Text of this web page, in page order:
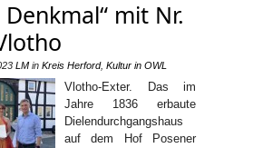
Denkmal“ mit Nr.
LM in Kreis Herford, Kultur in OWL
Vlotho-Exter. Das im
Jahre 1836 erbaute
Dielendurchgangshaus
auf dem Hof Posener